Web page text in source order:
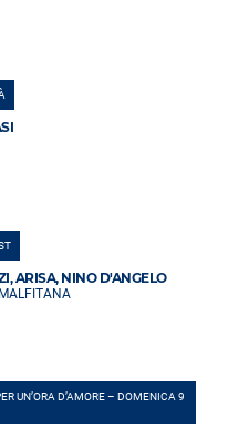
ARISA, NINO D'ANGELO
UN’ORA D’AMORE – DOMENICA 9